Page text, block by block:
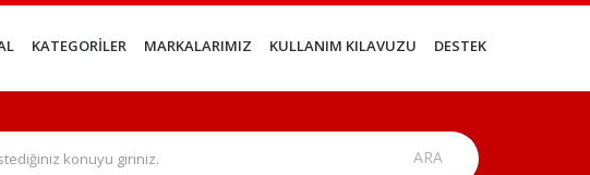
KATEGORİLER MARKALARIMIZ KULLANIM KILAVUZU DESTEK